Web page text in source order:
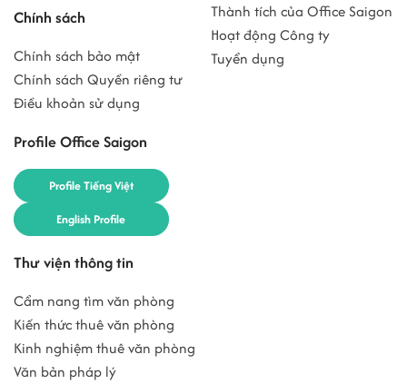
Chính sách
Chính sách bảo mật
Chính sách Quyền riêng tư
Điều khoản sử dụng
Profile Office Saigon
Profile Tiếng Việt
English Profile
Thành tích của Office Saigon
Hoạt động Công ty
Tuyển dụng
Thư viện thông tin
Cẩm nang tìm văn phòng
Kiến thức thuê văn phòng
Kinh nghiệm thuê văn phòng
Văn bản pháp lý